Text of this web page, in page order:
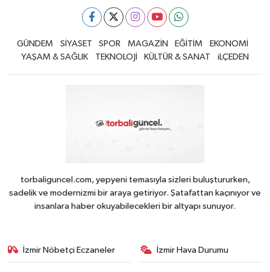
GÜNDEM SİYASET SPOR MAGAZİN EĞİTİM
EKONOMİ
YAŞAM & SAĞLIK
TEKNOLOJİ KÜLTÜR & SANAT iLÇEDEN
torbaliguncel.com, yepyeni temasıyla sizleri buluştururken,
sadelik ve modernizmi bir araya getiriyor. Şatafattan kaçınıyor ve
insanlara haber okuyabilecekleri bir altyapı sunuyor.
İzmir Nöbetçi Eczaneler İzmir Hava Durumu